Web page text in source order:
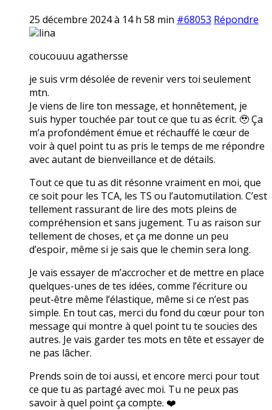
25 décembre 2024 à 14 h 58 min #68053 Répondre
lina
coucouuu agathersse
je suis vrm désolée de revenir vers toi seulement
mtn.
Je viens de lire ton message, et honnêtement, je
suis hyper touchée par tout ce que tu as écrit. 🥹 Ça
m’a profondément émue et réchauffé le cœur de
voir à quel point tu as pris le temps de me répondre
avec autant de bienveillance et de détails.
Tout ce que tu as dit résonne vraiment en moi, que
ce soit pour les TCA, les TS ou l’automutilation. C’est
tellement rassurant de lire des mots pleins de
compréhension et sans jugement. Tu as raison sur
tellement de choses, et ça me donne un peu
d’espoir, même si je sais que le chemin sera long.
Je vais essayer de m’accrocher et de mettre en place
quelques-unes de tes idées, comme l’écriture ou
peut-être même l’élastique, même si ce n’est pas
simple. En tout cas, merci du fond du cœur pour ton
message qui montre à quel point tu te soucies des
autres. Je vais garder tes mots en tête et essayer de
ne pas lâcher.
Prends soin de toi aussi, et encore merci pour tout
ce que tu as partagé avec moi. Tu ne peux pas
savoir à quel point ça compte. ❤️